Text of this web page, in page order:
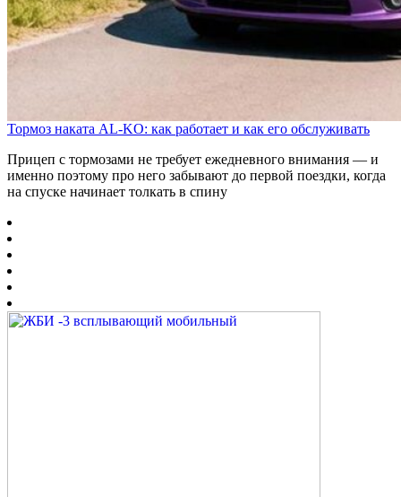
Тормоз наката AL-KO: как работает и как его обслуживать
Прицеп с тормозами не требует ежедневного внимания — и
именно поэтому про него забывают до первой поездки, когда
на спуске начинает толкать в спину